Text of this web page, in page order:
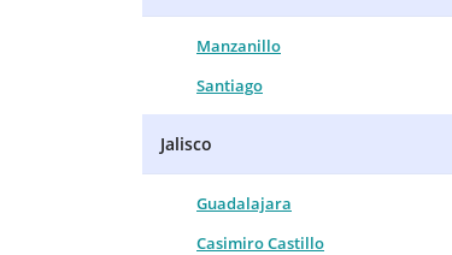
Manzanillo
Santiago
Jalisco
Guadalajara
Casimiro Castillo